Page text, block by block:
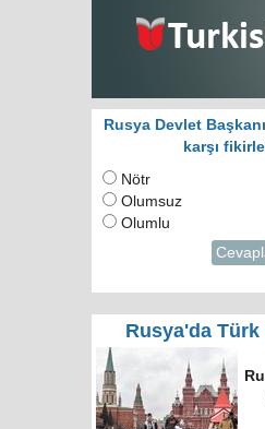
Rusya Devlet
karşı
Nötr
Olumsuz
Olumlu
Rusya'da